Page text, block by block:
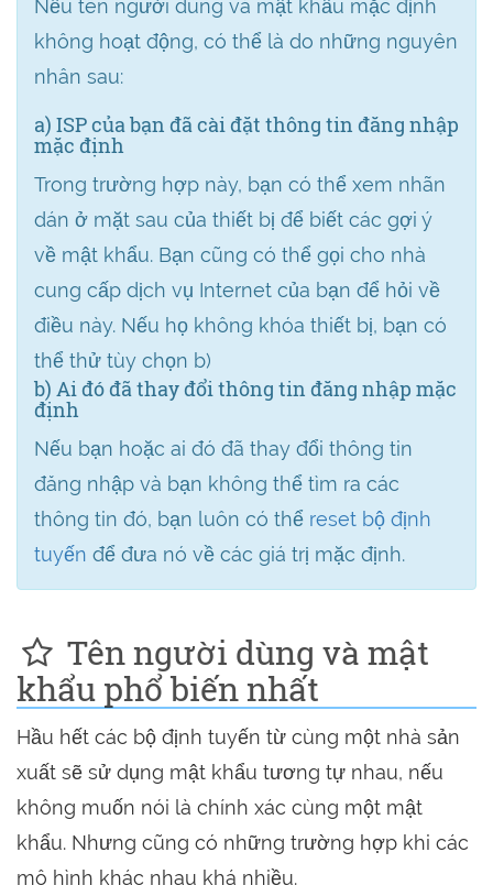
Nếu tên người dùng và mật khẩu mặc định
không hoạt động, có thể là do những nguyên
nhân sau:
a) ISP của bạn đã cài đặt thông tin đăng nhập
mặc định
Trong trường hợp này, bạn có thể xem nhãn
dán ở mặt sau của thiết bị để biết các gợi ý
về mật khẩu. Bạn cũng có thể gọi cho nhà
cung cấp dịch vụ Internet của bạn để hỏi về
điều này. Nếu họ không khóa thiết bị, bạn có
thể thử tùy chọn b)
b) Ai đó đã thay đổi thông tin đăng nhập mặc
định
Nếu bạn hoặc ai đó đã thay đổi thông tin
đăng nhập và bạn không thể tìm ra các
thông tin đó, bạn luôn có thể reset bộ định
tuyến để đưa nó về các giá trị mặc định.
Tên người dùng và mật
khẩu phổ biến nhất
Hầu hết các bộ định tuyến từ cùng một nhà sản
xuất sẽ sử dụng mật khẩu tương tự nhau, nếu
không muốn nói là chính xác cùng một mật
khẩu. Nhưng cũng có những trường hợp khi các
mô hình khác nhau khá nhiều.